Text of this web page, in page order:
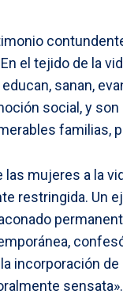
el tejido de la
sanan,
social, y
familias,
mujeres a la
restringida. Un
incorporación
sensata».